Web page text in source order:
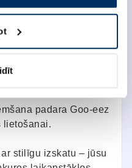
zole nodrošina
ļaujot ķepām
padara Goo-eez
lietošanai.
stilīgu izskatu – jūsu